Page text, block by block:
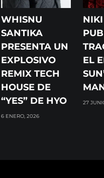
WHISNU
SANTIKA
PRESENTA UN
EXPLOSIVO
REMIX TECH
HOUSE DE
“YES” DE HYO
6 ENERO, 2026
EL
27